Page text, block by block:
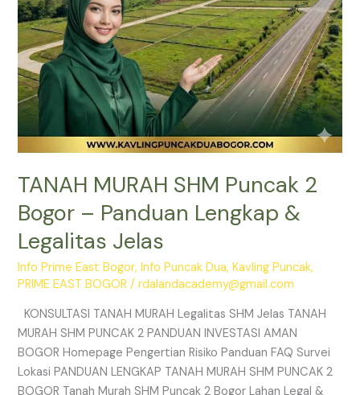
TANAH MURAH SHM Puncak 2
Bogor – Panduan Lengkap &
Legalitas Jelas
Info Prime East Bogor,Info Puncak Dua,Kavling Puncak,
PRIME EAST BOGOR /rdalandacademy@gmail.com
KONSULTASI TANAH MURAH Legalitas SHM Jelas TANAH
MURAH SHM PUNCAK 2 PANDUAN INVESTASI AMAN
BOGOR Homepage Pengertian Risiko Panduan FAQ Survei
Lokasi PANDUAN LENGKAP TANAH MURAH SHM PUNCAK 2
BOGOR Tanah Murah SHM Puncak 2 Bogor Lahan Legal &
&
Legalitas
Jelas